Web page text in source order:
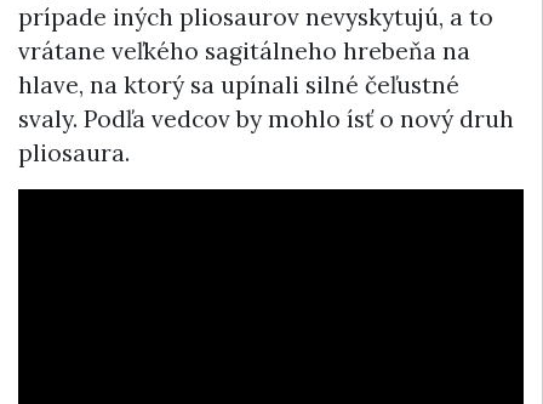
prípade iných pliosaurov nevyskytujú, a to
vrátane veľkého sagitálneho hrebeňa na
hlave, na ktorý sa upínali silné čeľustné
svaly. Podľa vedcov by mohlo ísť o nový druh
pliosaura.